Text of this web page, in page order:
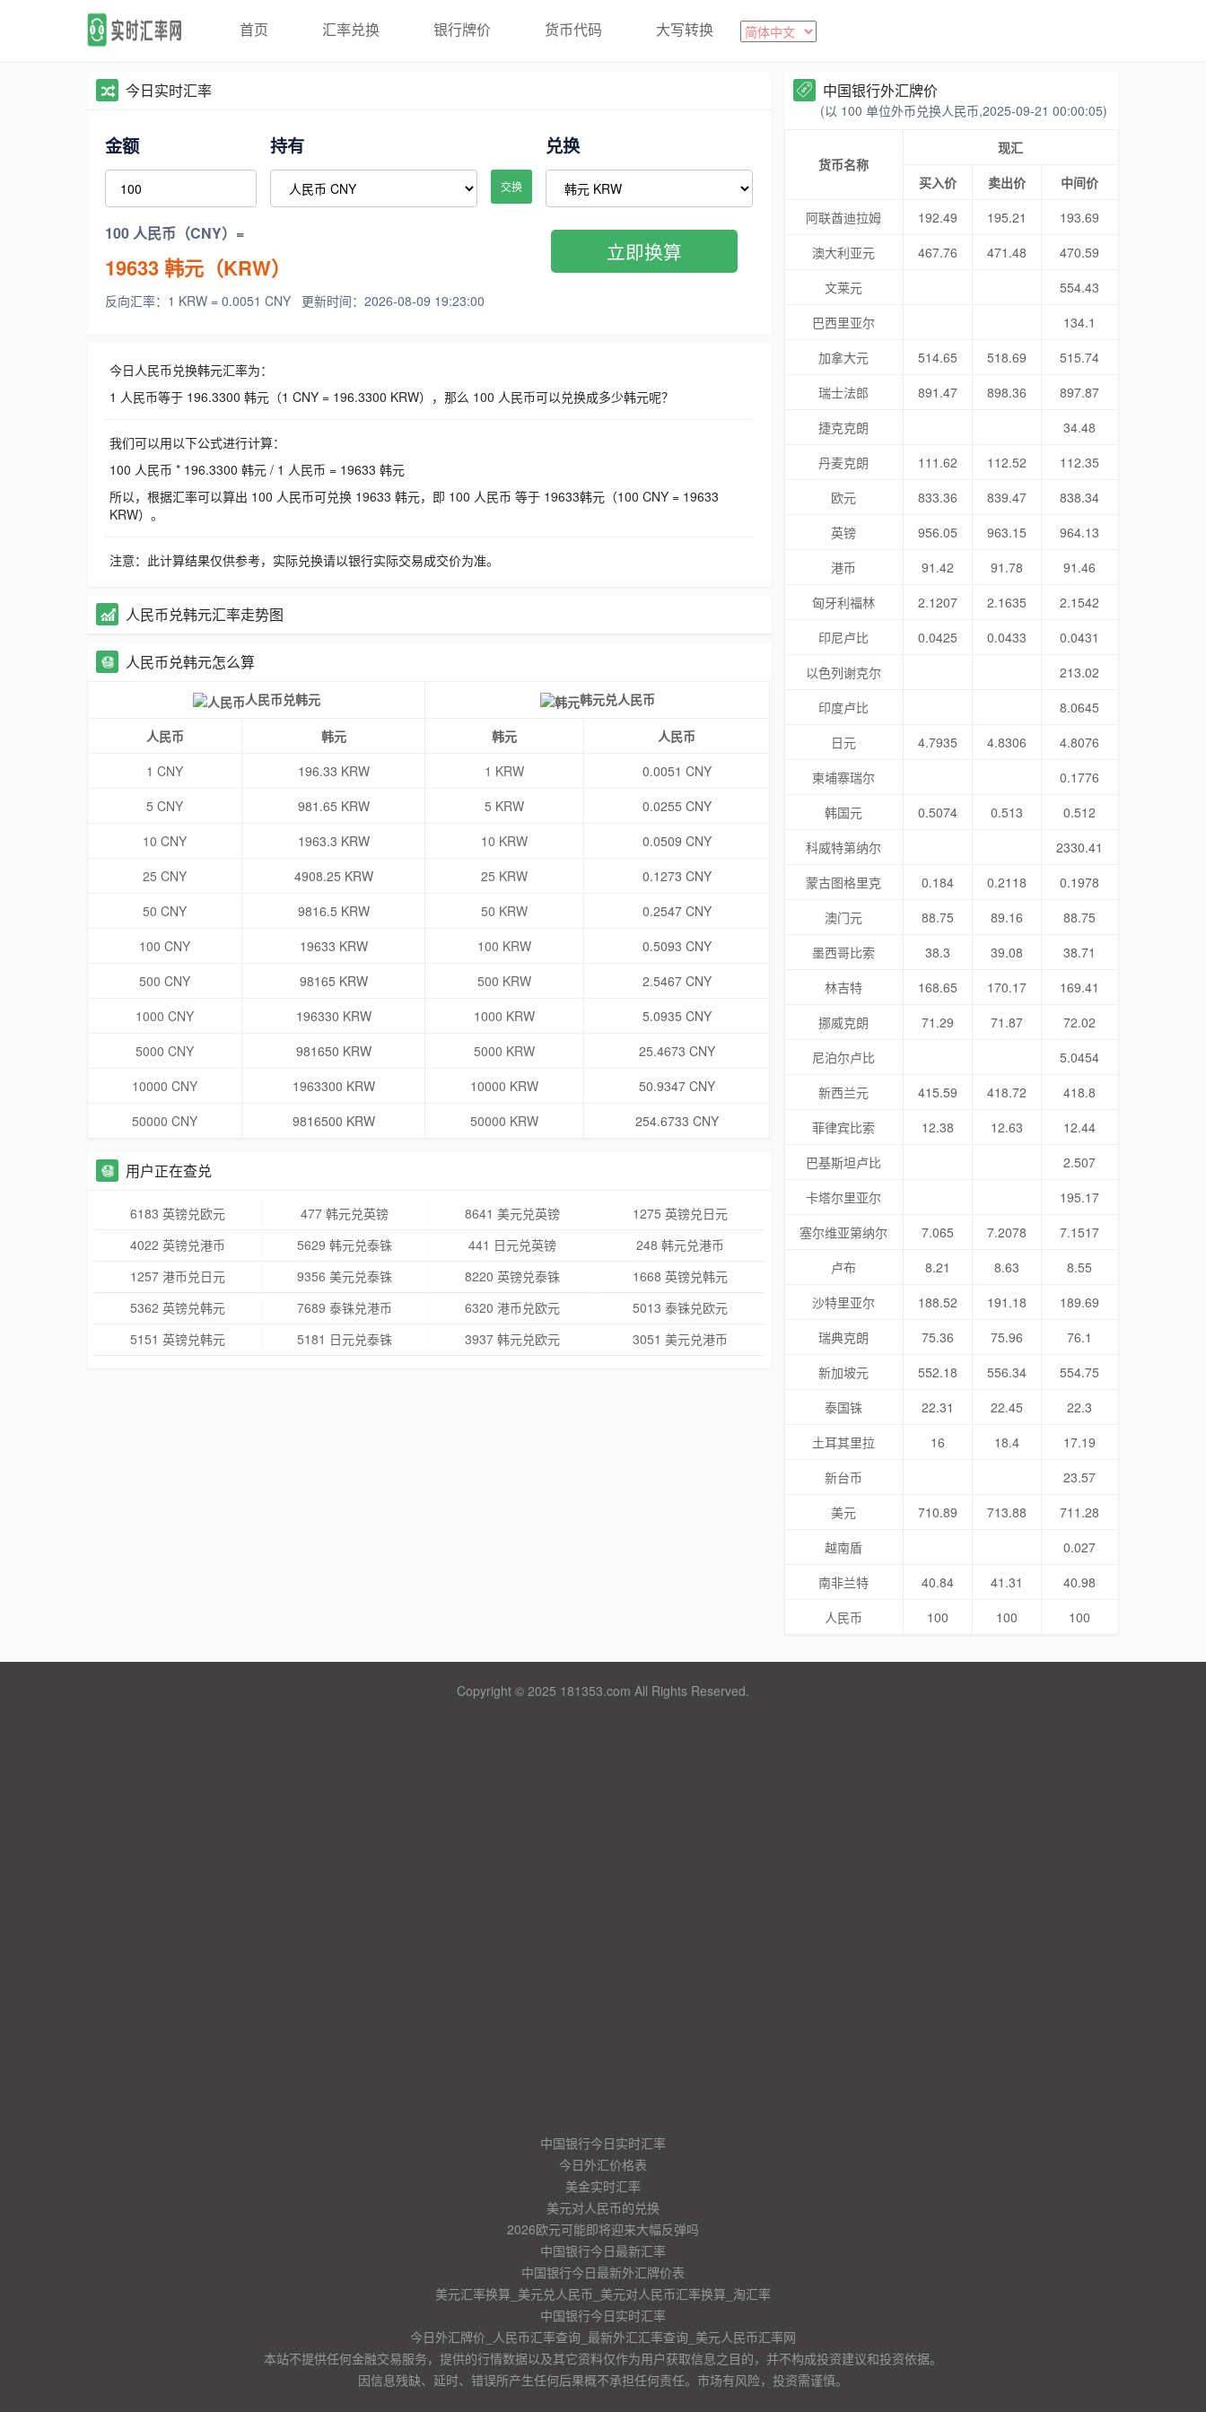
首页 汇率兑换 银行牌价 货币代码 大写转换
今日实时汇率
金额 持有
交换
兑换
100 人民币（CNY）=
19633韩元（KRW）
反向汇率：1 KRW = 0.0051 CNY 更新时间：2026-08-09 19:23:00
立即换算
今日人民币兑换韩元汇率为：
1 人民币等于 196.3300 韩元（1 CNY = 196.3300 KRW），那么 100 人民币可以兑换成多少韩元呢？
我们可以用以下公式进行计算：
100 人民币 * 196.3300 韩元 / 1 人民币 = 19633 韩元
所以，根据汇率可以算出 100 人民币可兑换 19633 韩元，即 100 人民币 等于 19633韩元（100 CNY = 19633
KRW）。
注意：此计算结果仅供参考，实际兑换请以银行实际交易成交价为准。
人民币兑韩元汇率走势图
人民币兑韩元怎么算
人民币兑韩元 韩元兑人民币
人民币 韩元 韩元
人民币
1 CNY
196.33 KRW 1 KRW
0.0051 CNY
5 CNY
981.65 KRW 5 KRW
0.0255 CNY
10 CNY
1963.3 KRW 10 KRW
0.0509 CNY
25 CNY
4908.25 KRW 25 KRW
0.1273 CNY
50 CNY
9816.5 KRW 50 KRW
0.2547 CNY
100 CNY
19633 KRW 100 KRW
0.5093 CNY
500 CNY
98165 KRW 500 KRW
2.5467 CNY
1000 CNY
196330 KRW 1000 KRW
5.0935 CNY
5000 CNY
981650 KRW 5000 KRW
25.4673 CNY
10000 CNY
1963300 KRW 10000 KRW
50.9347 CNY
50000 CNY
9816500 KRW 50000 KRW 254.6733 CNY
用户正在查兑
6183 英镑兑欧元 477 韩元兑英镑 8641 美元兑英镑
1275 英镑兑日元
4022 英镑兑港币
5629 韩元兑泰铢 441 日元兑英镑
248 韩元兑港币
1257 港币兑日元
9356 美元兑泰铢 8220 英镑兑泰铢
1668 英镑兑韩元
5362 英镑兑韩元
7689 泰铢兑港币 6320 港币兑欧元
5013 泰铢兑欧元
5151 英镑兑韩元
5181 日元兑泰铢 3937 韩元兑欧元 3051 美元兑港币
中国银行外汇牌价
(以 100 单位外币兑换人民币,2025-09-21 00:00:05)
货币名称
现汇
买入价
卖出价
中间价
阿联酋迪拉姆
192.49 195.21
193.69
澳大利亚元
467.76 471.48
470.59
文莱元
554.43
巴西里亚尔
134.1
加拿大元
514.65 518.69
515.74
瑞士法郎
891.47 898.36
897.87
捷克克朗
34.48
丹麦克朗
111.62 112.52
112.35
欧元
833.36 839.47
838.34
英镑
956.05 963.15
964.13
港币
91.42 91.78
91.46
匈牙利福林
2.1207 2.1635
2.1542
印尼卢比
0.0425 0.0433
0.0431
以色列谢克尔
213.02
印度卢比
8.0645
日元
4.7935 4.8306
4.8076
柬埔寨瑞尔
0.1776
韩国元
0.5074 0.513
0.512
科威特第纳尔
2330.41
蒙古图格里克
0.184 0.2118
0.1978
澳门元
88.75 89.16
88.75
墨西哥比索
38.3 39.08
38.71
林吉特
168.65 170.17
169.41
挪威克朗
71.29 71.87
72.02
尼泊尔卢比
5.0454
新西兰元
415.59 418.72
418.8
菲律宾比索
12.38 12.63
12.44
巴基斯坦卢比
2.507
卡塔尔里亚尔
195.17
塞尔维亚第纳尔
7.065 7.2078
7.1517
卢布
8.21 8.63
8.55
沙特里亚尔
188.52 191.18
189.69
瑞典克朗
75.36 75.96
76.1
新加坡元
552.18 556.34
554.75
泰国铢
22.31 22.45
22.3
土耳其里拉
16 18.4
17.19
新台币
23.57
美元
710.89 713.88
711.28
越南盾
0.027
南非兰特
40.84 41.31
40.98
人民币
100 100 100
Copyright © 2025 181353.com All Rights Reserved.
中国银行今日实时汇率
今日外汇价格表
美金实时汇率
美元对人民币的兑换
2026欧元可能即将迎来大幅反弹吗
中国银行今日最新汇率
中国银行今日最新外汇牌价表
美元汇率换算_美元兑人民币_美元对人民币汇率换算_淘汇率
中国银行今日实时汇率
今日外汇牌价_人民币汇率查询_最新外汇汇率查询_美元人民币汇率网
本站不提供任何金融交易服务，提供的行情数据以及其它资料仅作为用户获取信息之目的，并不构成投资建议和投资依据。
因信息残缺、延时、错误所产生任何后果概不承担任何责任。市场有风险，投资需谨慎。